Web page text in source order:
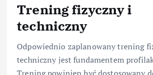
Trening fizyczny i
techniczny
Odpowiednio zaplanowany trening
techniczny jest fundamentem